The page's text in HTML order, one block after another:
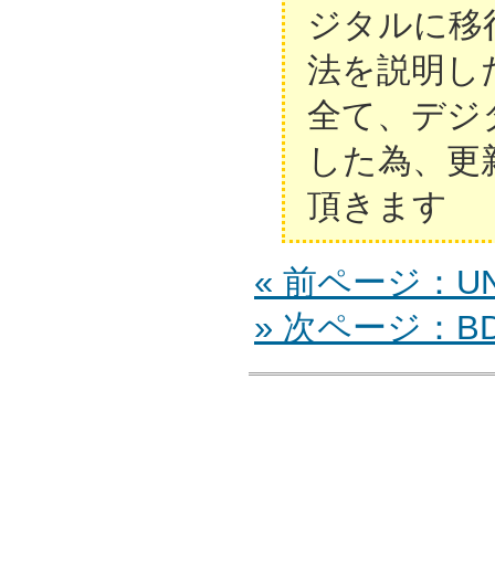
ジタルに移
法を説明し
全て、デジ
した為、
頂きます
« 前ページ：
» 次ページ：